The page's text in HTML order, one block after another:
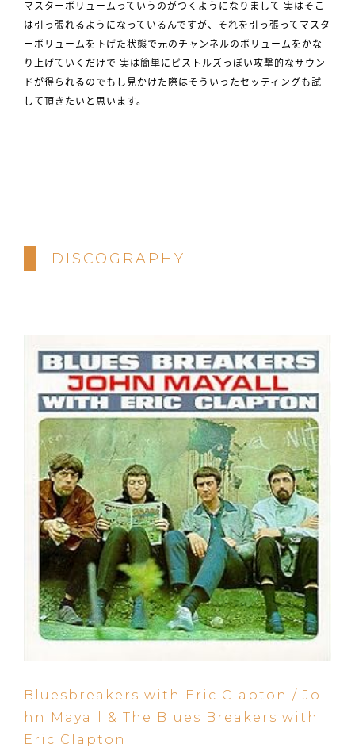
マスターボリュームっていうのがつくようになりまして 実はそこ
は引っ張れるようになっているんですが、それを引っ張ってマスタ
ーボリュームを下げた状態で元のチャンネルのボリュームをかな
り上げていくだけで 実は簡単にピストルズっぽい攻撃的なサウン
ドが得られるのでもし見かけた際はそういったセッティングも試
して頂きたいと思います。
DISCOGRAPHY
Bluesbreakers with Eric Clapton / Jo
hn Mayall & The Blues Breakers with
Eric Clapton